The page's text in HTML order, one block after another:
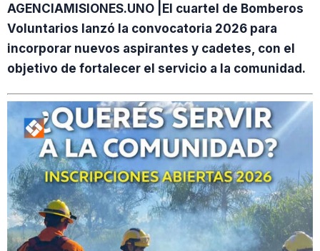
AGENCIAMISIONES.UNO |El cuartel de Bomberos
Voluntarios lanzó la convocatoria 2026 para
incorporar nuevos aspirantes y cadetes, con el
objetivo de fortalecer el servicio a la comunidad.